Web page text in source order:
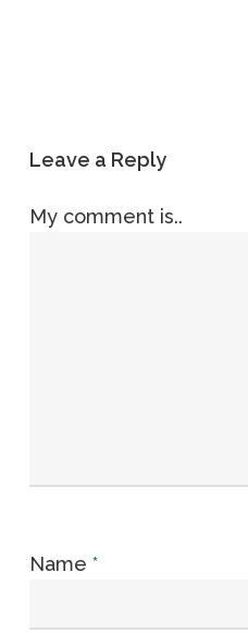
Leave a Reply
My comment is..
Name *